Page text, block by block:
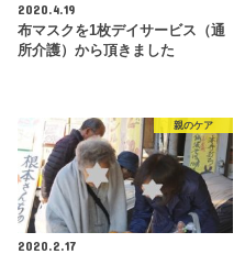
2020.4.19
布マスクを1枚デイサービス（通
所介護）から頂きました
親のケア
2020.2.17